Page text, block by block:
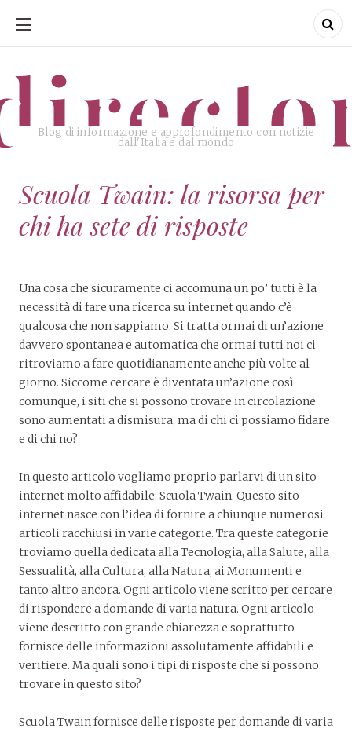
SKIP
CONTENT
Blog di informazione e approfondimento con notizie
dall'Italia e dal mondo
Scuola Twain: la risorsa per
chi ha sete di risposte
Una cosa che sicuramente ci accomuna un po’ tutti è la
necessità di fare una ricerca su internet quando c’è
qualcosa che non sappiamo. Si tratta ormai di un’azione
davvero spontanea e automatica che ormai tutti noi ci
ritroviamo a fare quotidianamente anche più volte al
giorno. Siccome cercare è diventata un’azione così
comunque, i siti che si possono trovare in circolazione
sono aumentati a dismisura, ma di chi ci possiamo fidare
e di chi no?
In questo articolo vogliamo proprio parlarvi di un sito
internet molto affidabile: Scuola Twain. Questo sito
internet nasce con l’idea di fornire a chiunque numerosi
articoli racchiusi in varie categorie. Tra queste categorie
troviamo quella dedicata alla Tecnologia, alla Salute, alla
Sessualità, alla Cultura, alla Natura, ai Monumenti e
tanto altro ancora. Ogni articolo viene scritto per cercare
di rispondere a domande di varia natura. Ogni articolo
viene descritto con grande chiarezza e soprattutto
fornisce delle informazioni assolutamente affidabili e
veritiere. Ma quali sono i tipi di risposte che si possono
trovare in questo sito?
Scuola Twain fornisce delle risposte per domande di varia